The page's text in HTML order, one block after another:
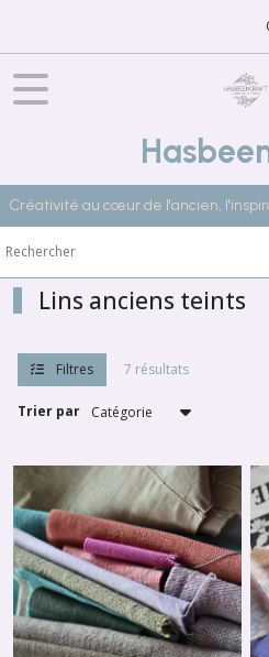
Créativité au cœur de l'ancien,
Lins anciens teints
Filtres 7 résultats
Trier par
FILTRES
TEXTILES
ANCIENS
&
Tissus
anciens
et
Lins
anciens
teints
(7)